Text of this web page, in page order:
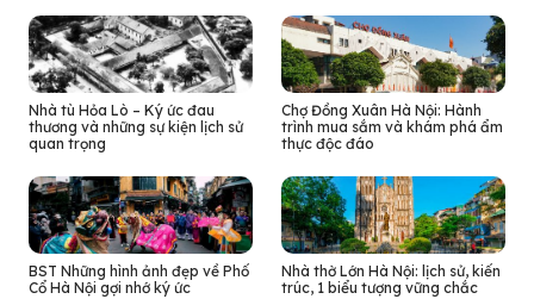
Nhà tù Hỏa Lò – Ký ức đau
thương và những sự kiện lịch sử
quan trọng
Chợ Đồng Xuân Hà Nội: Hành
trình mua sắm và khám phá ẩm
thực độc đáo
BST Những hình ảnh đẹp về Phố
Cổ Hà Nội gợi nhớ ký ức
Nhà thờ Lớn Hà Nội: lịch sử, kiến
trúc, 1 biểu tượng vững chắc